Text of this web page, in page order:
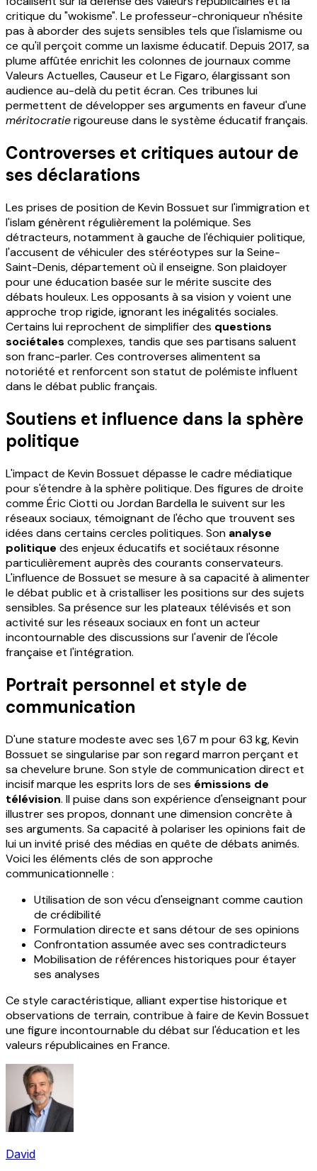
critique du "wokisme". Le professeur-chroniqueur n'hésite
pas à aborder des sujets sensibles tels que l'islamisme ou
ce qu'il perçoit comme un laxisme éducatif. Depuis 2017, sa
plume affûtée enrichit les colonnes de journaux comme
Valeurs Actuelles, Causeur et Le Figaro, élargissant son
audience au-delà du petit écran. Ces tribunes lui
permettent de développer ses arguments en faveur d'une
méritocratierigoureuse dans le système éducatif français.
Controverses et critiques autour de
ses déclarations
Les prises de position de Kevin Bossuet sur l'immigration et
l'islam génèrent régulièrement la polémique. Ses
détracteurs, notamment à gauche de l'échiquier politique,
l'accusent de véhiculer des stéréotypes sur la Seine-
Saint-Denis, département où il enseigne. Son plaidoyer
pour une éducation basée sur le mérite suscite des
débats houleux. Les opposants à sa vision y voient une
approche trop rigide, ignorant les inégalités sociales.
Certains lui reprochent de simplifier des questions
sociétales complexes, tandis que ses partisans saluent
son franc-parler. Ces controverses alimentent sa
notoriété et renforcent son statut de polémiste influent
dans le débat public français.
Soutiens et influence dans la sphère
politique
L'impact de Kevin Bossuet dépasse le cadre médiatique
pour s'étendre à la sphère politique. Des figures de droite
comme Éric Ciotti ou Jordan Bardella le suivent sur les
réseaux sociaux, témoignant de l'écho que trouvent ses
idées dans certains cercles politiques. Son analyse
politique des enjeux éducatifs et sociétaux résonne
particulièrement auprès des courants conservateurs.
L'influence de Bossuet se mesure à sa capacité à alimenter
le débat public et à cristalliser les positions sur des sujets
sensibles. Sa présence sur les plateaux télévisés et son
activité sur les réseaux sociaux en font un acteur
incontournable des discussions sur l'avenir de l'école
française et l'intégration.
Portrait personnel et style de
communication
D'une stature modeste avec ses 1,67 m pour 63 kg, Kevin
Bossuet se singularise par son regard marron perçant et
sa chevelure brune. Son style de communication direct et
incisif marque les esprits lors de ses émissions de
télévision. Il puise dans son expérience d'enseignant pour
illustrer ses propos, donnant une dimension concrète à
ses arguments. Sa capacité à polariser les opinions fait de
lui un invité prisé des médias en quête de débats animés.
Voici les éléments clés de son approche
communicationnelle :
Utilisation de son vécu d'enseignant comme caution
de crédibilité
Formulation directe et sans détour de ses opinions
Confrontation assumée avec ses contradicteurs
Mobilisation de références historiques pour étayer
ses analyses
Ce style caractéristique, alliant expertise historique et
observations de terrain, contribue à faire de Kevin Bossuet
une figure incontournable du débat sur l'éducation et les
valeurs républicaines en France.
David